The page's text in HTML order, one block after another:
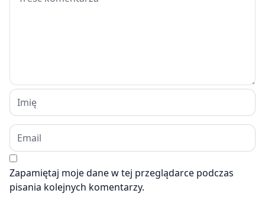
Zapamiętaj moje dane w tej przeglądarce podczas
pisania kolejnych komentarzy.